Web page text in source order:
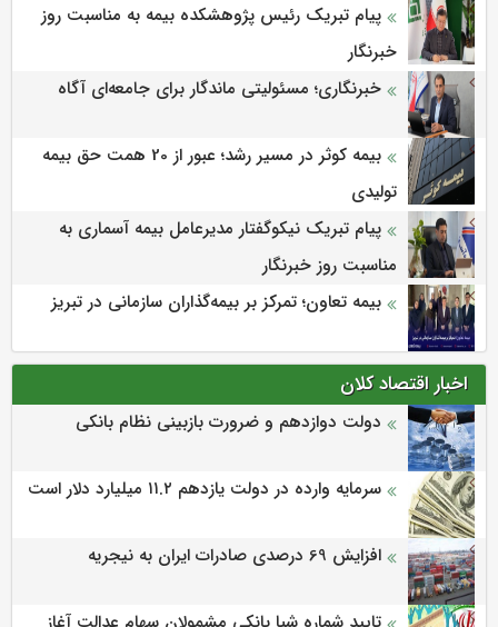
پیام تبریک رئیس پژوهشکده بیمه به مناسبت روز
خبرنگار
خبرنگاری؛ مسئولیتی ماندگار برای جامعه‌ای آگاه
بیمه کوثر در مسیر رشد؛ عبور از 20 همت حق بیمه
تولیدی
پیام تبریک نیکوگفتار مدیرعامل بیمه آسماری به
مناسبت روز خبرنگار
بیمه تعاون؛ تمرکز بر بیمه‌گذاران سازمانی در تبریز
اخبار اقتصاد کلان
دولت دوازدهم و ضرورت بازبینی نظام بانکی
سرمایه وارده در دولت یازدهم ۱۱.۲ میلیارد دلار است
افزایش 69 درصدی صادرات ایران به نیجریه